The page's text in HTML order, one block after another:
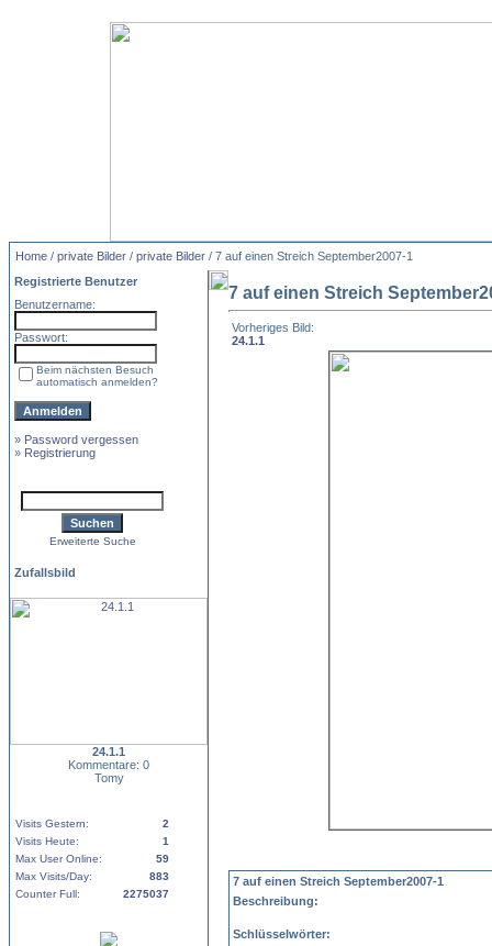
Home / private Bilder / private Bilder / 7 auf einen Streich September2007-1
Registrierte Benutzer
Benutzername:
Passwort:
Beim nächsten Besuch
automatisch anmelden?
» Password vergessen
» Registrierung
Erweiterte Suche
Zufallsbild
24.1.1
Kommentare: 0
Tomy
Visits Gestern:
2
Visits Heute:
1
Max User Online:
59
Max Visits/Day:
883
Counter Full:
2275037
7 auf einen Streich
Vorheriges Bild:
24.1.1
7 auf einen Streich September2007-1
Beschreibung:
Schlüsselwörter: